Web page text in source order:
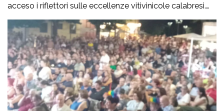
acceso i riflettori sulle eccellenze vitivinicole calabresi.
Oltre 500 le aziende presenti. «Abbiamo riacceso i
motori della nostra terra», ha commentato il
governatore della Calabria, Roberto Occhiuto,
sottolineando come la kermesse rappresenti
un’occasione imperdibile per valorizzare identità, […]